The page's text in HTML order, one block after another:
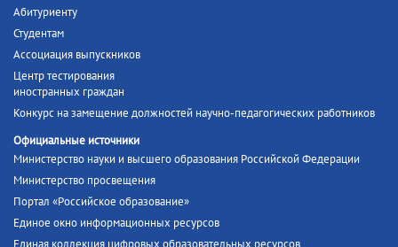
Абитуриенту
Студентам
Ассоциация выпускников
Центр тестирования
иностранных граждан
Конкурс на замещение должностей научно-педагогических работников
Официальные источники
Министерство науки и высшего образования Российской Федерации
Министерство просвещения
Портал «Российское образование»
Единое окно информационных ресурсов